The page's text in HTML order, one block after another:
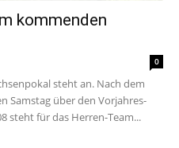
kommenden
0
steht an. Nach dem
Samstag über den Vorjahres-
steht für das Herren-Team...